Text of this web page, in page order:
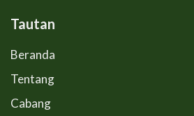
Tautan
Beranda
Tentang
Cabang